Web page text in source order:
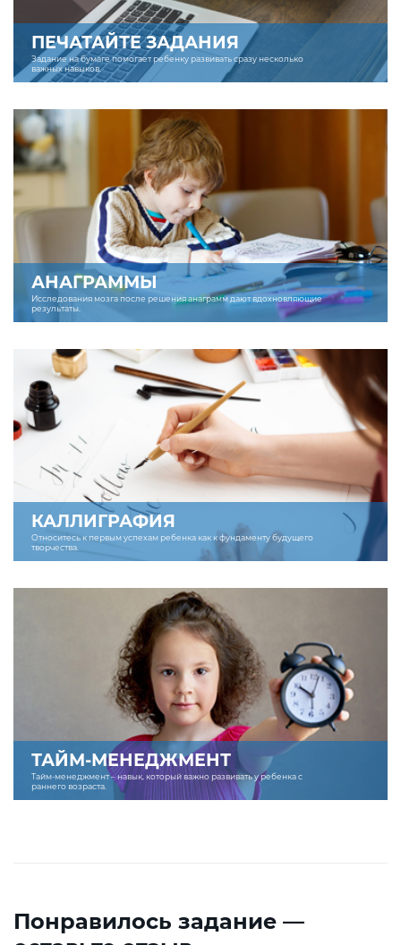
ПЕЧАТАЙТЕ ЗАДАНИЯ
Задание на бумаге помогает ребенку развивать сразу несколько
важных навыков.
АНАГРАММЫ
Исследования мозга после решения анаграмм дают вдохновляющие
результаты.
КАЛЛИГРАФИЯ
Относитесь к первым успехам ребенка как к фундаменту будущего
творчества.
ТАЙМ-МЕНЕДЖМЕНТ
Тайм-менеджмент – навык, который важно развивать у ребенка с
раннего возраста.
Понравилось задание —